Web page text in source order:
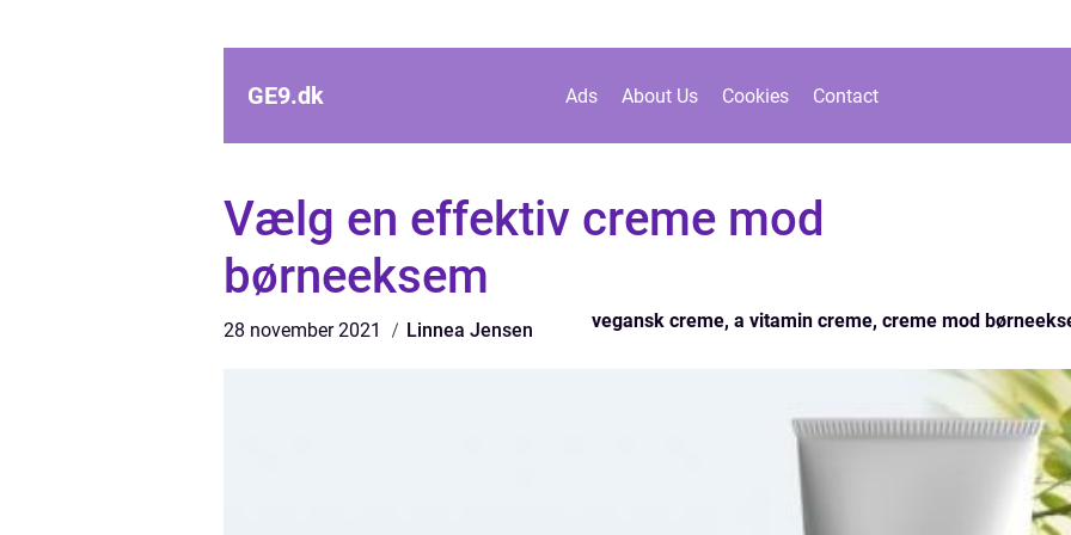
GE9.dk Ads About Us Cookies Contact
Vælg en effektiv creme mod
børneeksem
28 november 2021 Linnea Jensen vegansk creme, a vitamin creme, creme mod